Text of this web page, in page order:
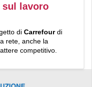
sul lavoro
di Carrefourdi
rete, anche la
competitivo.